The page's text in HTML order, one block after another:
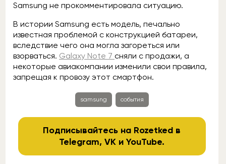
Samsung не прокомментировала ситуацию.
В истории Samsung есть модель, печально
известная проблемой с конструкцией батареи,
вследствие чего она могла загореться или
взорваться. Galaxy Note 7 сняли с продажи, а
некоторые авиакомпании изменили свои правила,
запрещая к провозу этот смартфон.
samsung события
Подписывайтесь на Rozetked в
Telegram,VK иYouTube.